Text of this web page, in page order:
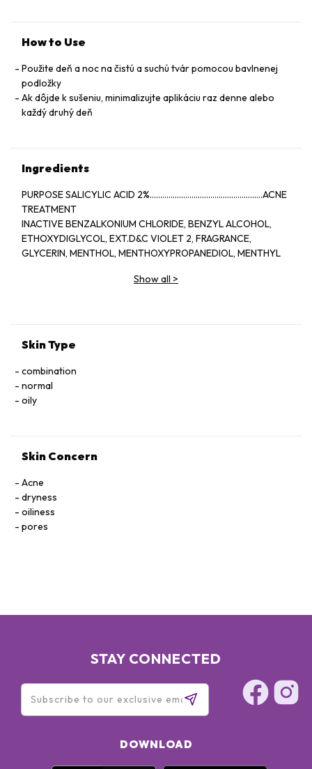
How to Use
Použite deň a noc na čistú a suchú tvár pomocou bavlnenej
podložky
Ak dôjde k sušeniu, minimalizujte aplikáciu raz denne alebo
každý druhý deň
Ingredients
PURPOSE SALICYLIC ACID 2%......................................................ACNE
TREATMENT
INACTIVE BENZALKONIUM CHLORIDE, BENZYL ALCOHOL,
ETHOXYDIGLYCOL, EXT.D&C VIOLET 2, FRAGRANCE,
GLYCERIN, MENTHOL, MENTHOXYPROPANEDIOL, MENTHYL
Show all >
Skin Type
combination
normal
oily
Skin Concern
Acne
dryness
oiliness
pores
STAY CONNECTED
DOWNLOAD